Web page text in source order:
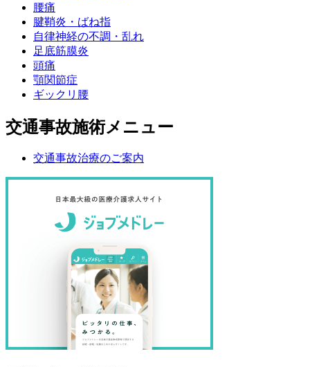
腰痛
腱鞘炎・ばね指
自律神経の不調・乱れ
足底筋膜炎
頭痛
顎関節症
ギックリ腰
交通事故施術メニュー
交通事故治療のご案内